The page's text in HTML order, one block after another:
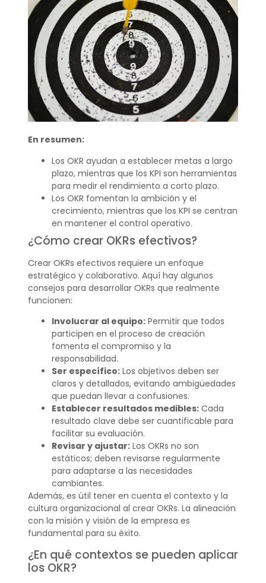
En resumen:
Los OKR ayudan a establecer metas a largo
plazo, mientras que los KPI son herramientas
para medir el rendimiento a corto plazo.
Los OKR fomentan la ambición y el
crecimiento, mientras que los KPI se centran
en mantener el control operativo.
¿Cómo crear OKRs efectivos?
Crear OKRs efectivos requiere un enfoque
estratégico y colaborativo. Aquí hay algunos
consejos para desarrollar OKRs que realmente
funcionen:
Involucrar al equipo:Permitir que todos
participen en el proceso de creación
fomenta el compromiso y la
responsabilidad.
Ser específico:Los objetivos deben ser
claros y detallados, evitando ambigüedades
que puedan llevar a confusiones.
Establecer resultados medibles:Cada
resultado clave debe ser cuantificable para
facilitar su evaluación.
Revisar y ajustar:Los OKRs no son
estáticos; deben revisarse regularmente
para adaptarse a las necesidades
cambiantes.
Además, es útil tener en cuenta el contexto y la
cultura organizacional al crear OKRs. La alineación
con la misión y visión de la empresa es
fundamental para su éxito.
¿En qué contextos se pueden aplicar
los OKR?